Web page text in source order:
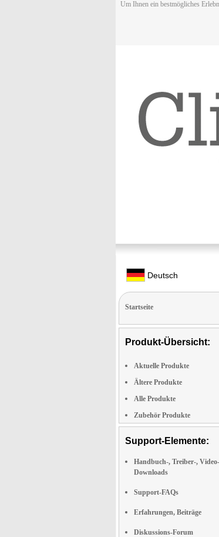
Um Ihnen ein bestmögliches
Deutsch
Startseite
Produkt-Übersicht:
Aktuelle Produkte
Ältere Produkte
Alle Produkte
Zubehör Produkte
Support-Elemente:
Handbuch-, Treiber-, Video-
Downloads
Support-FAQs
Erfahrungen, Beiträge
Diskussions-Forum